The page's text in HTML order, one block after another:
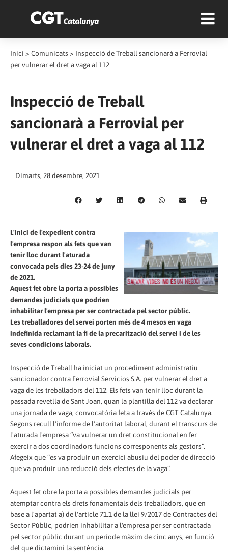
Inici > Comunicats > Inspecció de Treball sancionarà a Ferrovial
per vulnerar el dret a vaga al 112
Inspecció de Treball
sancionarà a Ferrovial per
vulnerar el dret a vaga al 112
Dimarts, 28 desembre, 2021
L'inici de l'expedient contra
l'empresa respon als fets que van
tenir lloc durant l'aturada
convocada pels dies 23-24 de juny
de 2021.
Aquest fet obre la porta a possibles
demandes judicials que podrien
inhabilitar l'empresa per ser contractada pel sector públic.
Les treballadores del servei porten més de 4 mesos en vaga
indefinida reclamant la fi de la precarització del servei i de les
seves condicions laborals.
Inspecció de Treball ha iniciat un procediment administratiu
sancionador contra Ferrovial Servicios S.A. per vulnerar el dret a
vaga de les treballadors del 112. Els fets van tenir lloc durant la
passada revetlla de Sant Joan, quan la plantilla del 112 va declarar
una jornada de vaga, convocatòria feta a través de CGT Catalunya.
Segons recull l'informe de l'autoritat laboral, durant el transcurs de
l'aturada l'empresa “va vulnerar un dret constitucional en fer
exercir a dos coordinadors funcions corresponents als gestors”.
Afegeix que “es va produir un exercici abusiu del poder de direcció
que va produir una reducció dels efectes de la vaga”.
Aquest fet obre la porta a possibles demandes judicials per
atemptar contra els drets fonamentals dels treballadors, que en
base a l'apartat a) de l'article 71.1 de la llei 9/2017 de Contractes del
Sector Públic, podrien inhabilitar a l'empresa per ser contractada
pel sector públic durant un període màxim de cinc anys, en funció
del que dictamini la sentència.